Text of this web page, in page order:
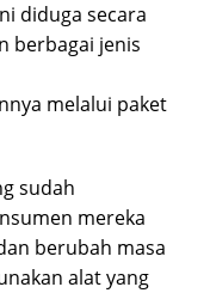
diduga secara
berbagai jenis
melalui paket
sudah
mereka
berubah masa
alat yang